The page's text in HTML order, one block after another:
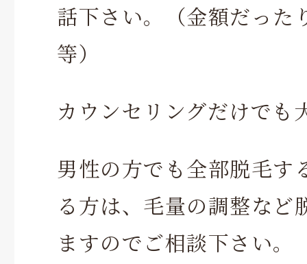
話下さい。（金額だった
等）
カウンセリングだけでも
男性の方でも全部脱毛す
る方は、毛量の調整など
ますのでご相談下さい。